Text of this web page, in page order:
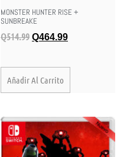
MONSTER HUNTER RISE +
SUNBREAKE
Q514.99 Q464.99
Añadir Al Carrito